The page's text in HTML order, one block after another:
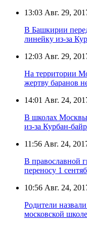
13:03 Авг. 29,
В Башкирии
линейку из-за
12:03 Авг. 29,
На территории
жертву баранов
14:01 Авг. 24,
В школах Москвы
из-за Курбан-
11:56 Авг. 24,
В православной
переносу 1
10:56 Авг. 24,
Родители
московской